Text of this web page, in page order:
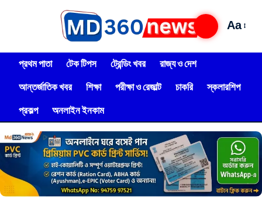
Aa
প্রথম পাতা টেক টিপস ট্রেন্ডিং খবর
রাজ্য ও দেশ
আন্তর্জাতিক খবর
শিক্ষা পরীক্ষা ও রেজাল্ট চাকরি
স্কলারশিপ
প্রকল্প
অনলাইন ইনকাম